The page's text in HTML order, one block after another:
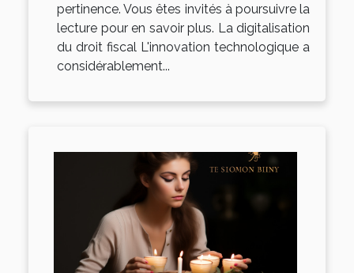
pertinence. Vous êtes invités à poursuivre la
lecture pour en savoir plus. La digitalisation
du droit fiscal L'innovation technologique a
considérablement...